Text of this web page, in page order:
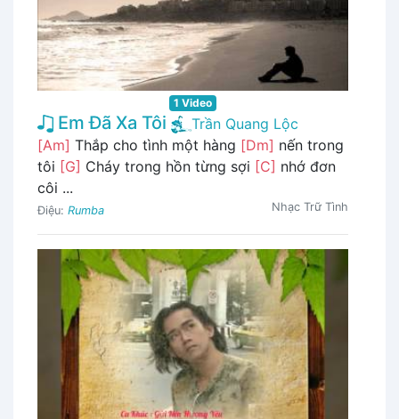
1 Video
Em Đã Xa Tôi
Trần Quang Lộc
[Am] Thắp cho tình một hàng [Dm] nến trong
tôi [G] Cháy trong hồn từng sợi [C] nhớ đơn
côi ...
Điệu: Rumba Nhạc Trữ Tình